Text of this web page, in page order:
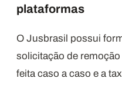
plataformas
O Jusbrasil possui
solicitação de
feita caso a caso e a